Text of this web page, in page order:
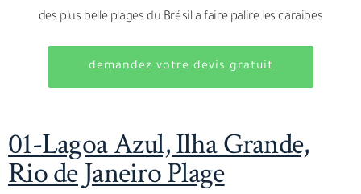
des plus belle plages du Brésil a faire palire les caraibes
demandez votre devis gratuit
01-Lagoa Azul, Ilha Grande,
Rio de Janeiro Plage